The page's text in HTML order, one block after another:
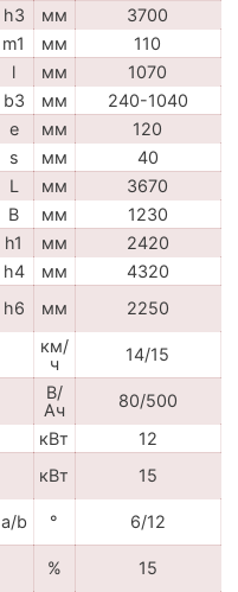
h3 мм
3700
m1 мм
110
l мм
1070
b3 мм
240-1040
e мм
120
s мм
40
L мм
3670
B мм
1230
h1 мм
2420
h4 мм
4320
h6 мм
2250
км/
ч
14/15
В/
Ач
80/500
кВт
12
кВт
15
a/b °
6/12
% 15